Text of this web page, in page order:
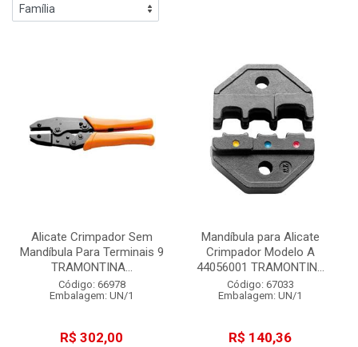
Alicate Crimpador Sem
Mandíbula Para Terminais 9
TRAMONTINA...
Código: 66978
Embalagem: UN/1
R$ 302,00
Mandíbula para Alicate
Crimpador Modelo A
44056001 TRAMONTIN...
Código: 67033
Embalagem: UN/1
R$ 140,36